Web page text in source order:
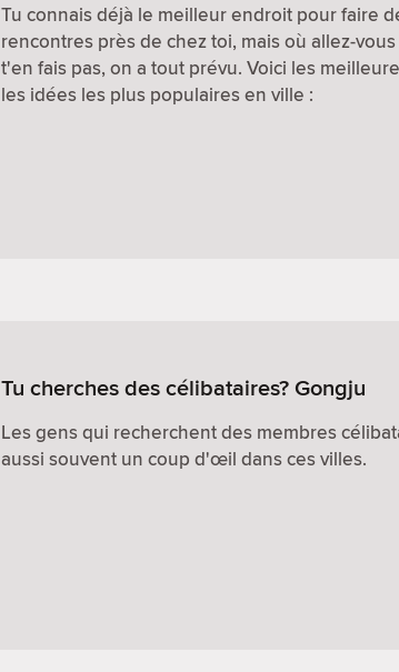
Tu connais déjà le meilleur endroit pour faire
rencontres près de chez toi, mais où allez-
t'en fais pas, on a tout prévu. Voici les
les idées les plus populaires en ville :
Tu cherches des célibataires? Gongju
Les gens qui recherchent des membres
aussi souvent un coup d'œil dans ces villes.